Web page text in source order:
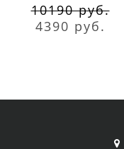
10190 руб.
4390 руб.